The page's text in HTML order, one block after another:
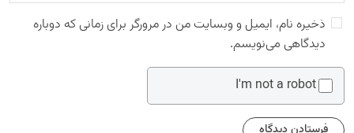
ذخیره نام، ایمیل و وبسایت من در مرورگر برای زمانی که دوباره
دیدگاهی می‌نویسم.
I'm not a robot